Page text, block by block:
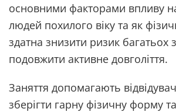
основними факторами впливу
людей похилого віку та як
здатна знизити ризик багатьох
подовжити активне довголіття.
Заняття допомагають
зберігти гарну фізичну форму